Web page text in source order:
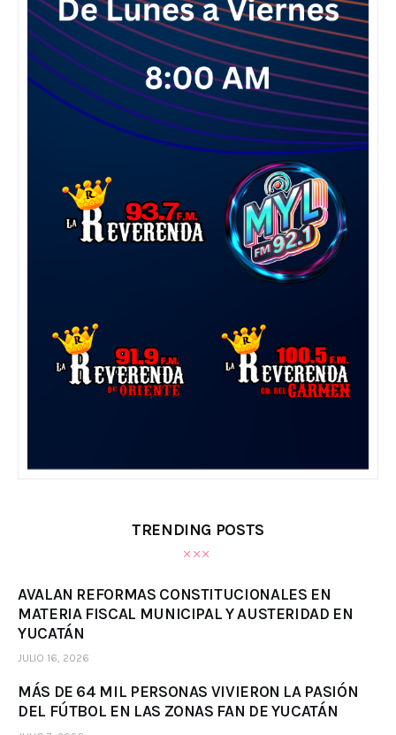
TRENDING POSTS
AVALAN REFORMAS CONSTITUCIONALES EN
MATERIA FISCAL MUNICIPAL Y AUSTERIDAD EN
YUCATÁN
JULIO 16, 2026
MÁS DE 64 MIL PERSONAS VIVIERON LA PASIÓN
DEL FÚTBOL EN LAS ZONAS FAN DE YUCATÁN